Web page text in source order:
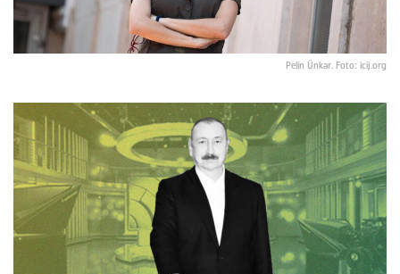
Pelin Ünkər. Foto: icij.org